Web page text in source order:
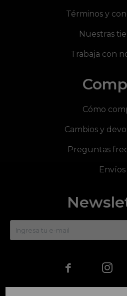
Términos y
Nuestras
Trabaja con
Cómo
Cambios y
Preguntas
Envíos
 